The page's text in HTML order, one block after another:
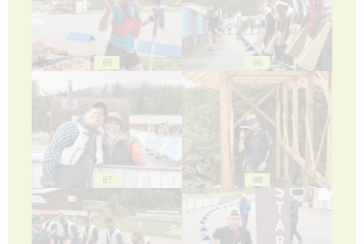
85 86
87 88